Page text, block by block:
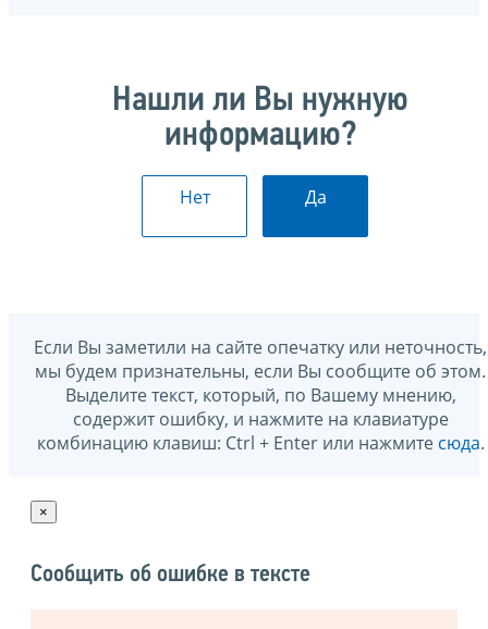
Нашли ли Вы нужную
информацию?
Нет Да
Если Вы заметили на сайте опечатку или неточность,
мы будем признательны, если Вы сообщите об этом.
Выделите текст, который, по Вашему мнению,
содержит ошибку, и нажмите на клавиатуре
комбинацию клавиш: Ctrl + Enter или нажмите сюда.
×
Сообщить об ошибке в тексте